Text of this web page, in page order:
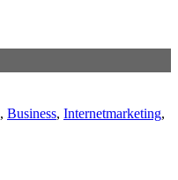
, Business, Internetmarketing,